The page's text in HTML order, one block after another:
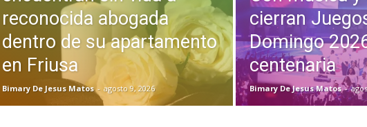
reconocida abogada
dentro de su apartamento
en Friusa
Bimary De Jesus Matos - agosto 9, 2026
cierran
Domingo
centenaria
Bimary De Jesus Matos -